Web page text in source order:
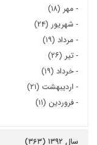
- مهر (۱۸)
- شهریور (۲۴)
- مرداد (۱۹)
-تیر (۲۶)
-خرداد (۱۹)
- اردیبهشت (۲۱)
-فروردین (۱۱)
سال ۱۳۹۲ (۳۶۳)